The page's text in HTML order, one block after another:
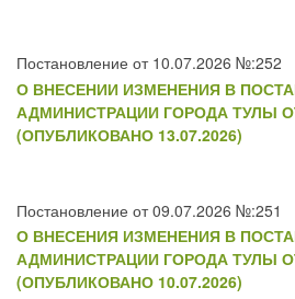
Постановление от 10.07.2026 №:252
О ВНЕСЕНИИ ИЗМЕНЕНИЯ В
АДМИНИСТРАЦИИ ГОРОДА ТУЛЫ
(ОПУБЛИКОВАНО 13.07.2026)
Постановление от 09.07.2026 №:251
О ВНЕСЕНИЯ ИЗМЕНЕНИЯ В
АДМИНИСТРАЦИИ ГОРОДА ТУЛЫ
(ОПУБЛИКОВАНО 10.07.2026)